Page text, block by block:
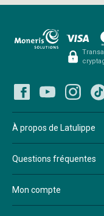
À propos de Latulippe
Questions fréquentes
Mon compte